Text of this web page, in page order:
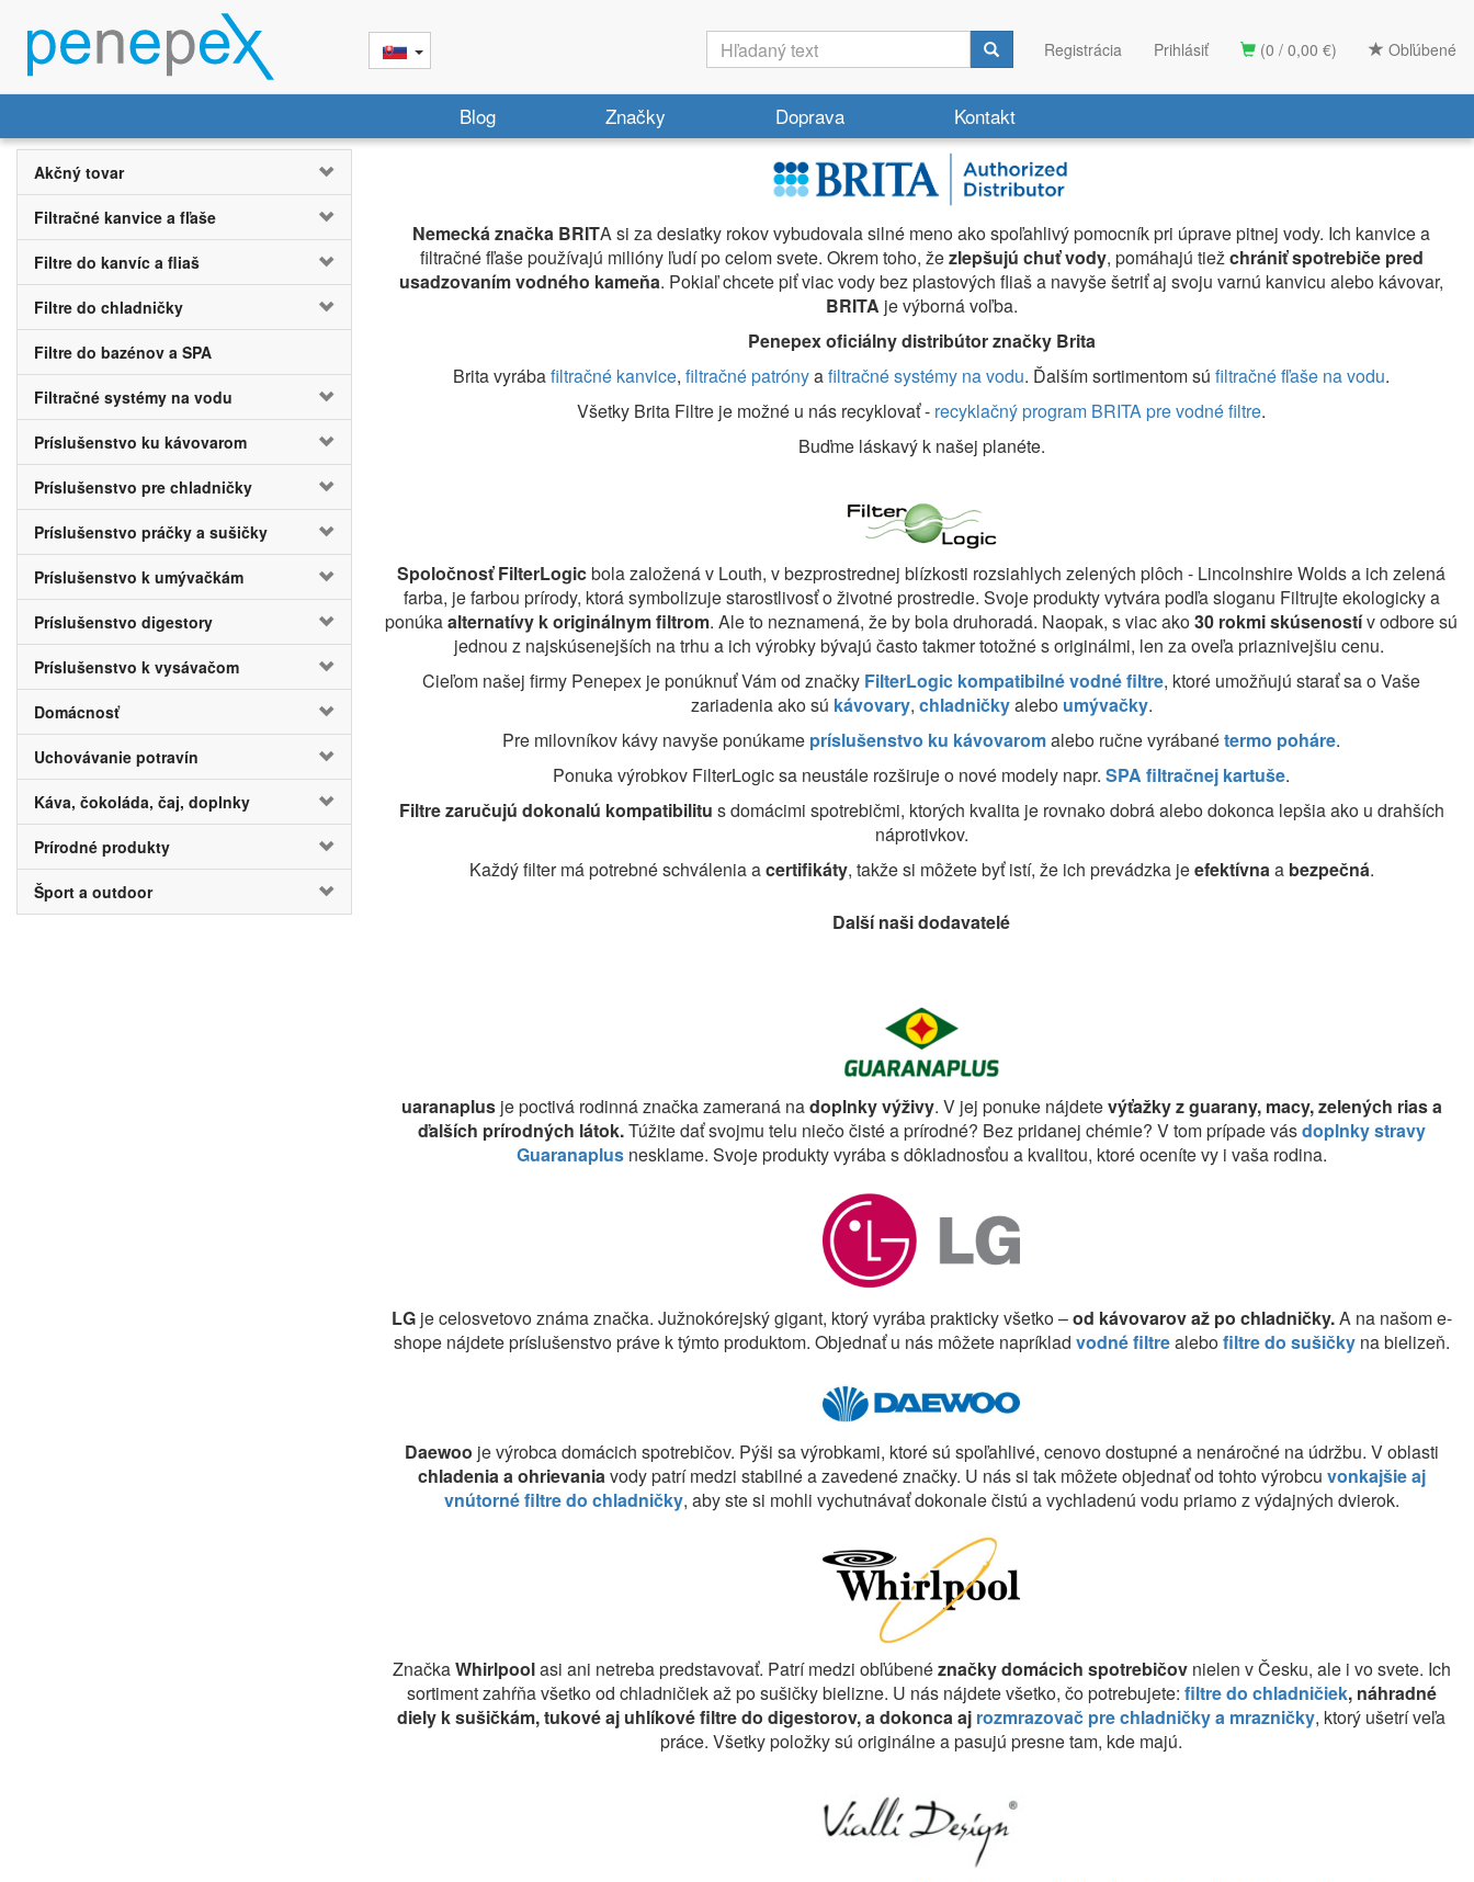
(0 / 0,00 €) Obľúbené
Registrácia Prihlásiť
Blog Značky Doprava Kontakt
Akčný tovar
Filtračné kanvice a fľaše
Filtre do kanvíc a fliaš
Filtre do chladničky
Filtre do bazénov a SPA
Filtračné systémy na vodu
Príslušenstvo ku kávovarom
Príslušenstvo pre chladničky
Príslušenstvo práčky a sušičky
Príslušenstvo k umývačkám
Príslušenstvo digestory
Príslušenstvo k vysávačom
Domácnosť
Uchovávanie potravín
Káva, čokoláda, čaj, doplnky
Prírodné produkty
Šport a outdoor
Nemecká značka BRITA si za desiatky rokov vybudovala silné meno ako spoľahlivý pomocník pri úprave pitnej vody. Ich kanvice a
filtračné fľaše používajú milióny ľudí po celom svete. Okrem toho, žezlepšujú chuť vody, pomáhajú tiežchrániť spotrebiče pred
usadzovaním vodného kameňa. Pokiaľ chcete piť viac vody bez plastových fliaš a navyše šetriť aj svoju varnú kanvicu alebo kávovar,
BRITA je výborná voľba.
Penepex oficiálny distribútor značky Brita
Brita vyrábafiltračné kanvice, filtračné patrónyafiltračné systémy na vodu. Ďalším sortimentom sú filtračné fľaše na vodu.
Všetky Brita Filtre je možné u nás recyklovať - recyklačný program BRITA pre vodné filtre.
Buďme láskavý k našej planéte.
Spoločnosť FilterLogicbola založená v Louth, v bezprostrednej blízkosti rozsiahlych zelených plôch - Lincolnshire Wolds a ich zelená
farba, je farbou prírody, ktorá symbolizuje starostlivosť o životné prostredie. Svoje produkty vytvára podľa sloganu Filtrujte ekologicky a
ponúkaalternatívy k originálnym filtrom. Ale to neznamená, že by bola druhoradá. Naopak, s viac ako30 rokmi skúsenostív odbore sú
jednou z najskúsenejších na trhu a ich výrobky bývajú často takmer totožné s originálmi, len za oveľa priaznivejšiu cenu.
Cieľom našej firmy Penepex je ponúknuť Vám od značky FilterLogic kompatibilné vodné filtre, ktoré umožňujú starať sa o Vaše
zariadenia ako sú kávovary, chladničkyalebo umývačky.
Pre milovníkov kávy navyše ponúkame príslušenstvo ku kávovaromalebo ručne vyrábanétermo poháre.
Ponuka výrobkov FilterLogic sa neustále rozširuje o nové modely napr. SPA filtračnej kartuše.
Filtre zaručujú dokonalú kompatibilitu s domácimi spotrebičmi, ktorých kvalita je rovnako dobrá alebo dokonca lepšia ako u drahších
náprotivkov.
Každý filter má potrebné schválenia acertifikáty, takže si môžete byť istí, že ich prevádzka jeefektívnaa bezpečná.
Další naši dodavatelé
uaranaplus je poctivá rodinná značka zameraná nadoplnky výživy. V jej ponuke nájdetevýťažky z guarany, macy, zelených rias a
ďalších prírodných látok.Túžite dať svojmu telu niečo čisté a prírodné? Bez pridanej chémie? V tom prípade vásdoplnky stravy
Guaranaplusnesklame. Svoje produkty vyrába s dôkladnosťou a kvalitou, ktoré oceníte vy i vaša rodina.
LG je celosvetovo známa značka. Južnokórejský gigant, ktorý vyrába prakticky všetko –od kávovarov až po chladničky.A na našom e-
shope nájdete príslušenstvo práve k týmto produktom. Objednať u nás môžete napríklad vodné filtrealebofiltre do sušičky na bielizeň.
Daewoo je výrobca domácich spotrebičov. Pýši sa výrobkami, ktoré sú spoľahlivé, cenovo dostupné a nenáročné na údržbu. V oblasti
chladenia a ohrievaniavody patrí medzi stabilné a zavedené značky. U nás si tak môžete objednať od tohto výrobcu vonkajšie aj
vnútorné filtre do chladničky, aby ste si mohli vychutnávať dokonale čistú a vychladenú vodu priamo z výdajných dvierok.
ZnačkaWhirlpoolasi ani netreba predstavovať. Patrí medzi obľúbenéznačky domácich spotrebičov nielen v Česku, ale i vo svete. Ich
sortiment zahŕňa všetko od chladničiek až po sušičky bielizne. U nás nájdete všetko, čo potrebujete: filtre do chladničiek, náhradné
diely k sušičkám, tukové aj uhlíkové filtre do digestorov, a dokonca aj rozmrazovač pre chladničky a mrazničky, ktorý ušetrí veľa
práce. Všetky položky sú originálne a pasujú presne tam, kde majú.